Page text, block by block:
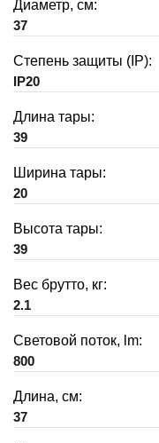
Диаметр, см:
37
Степень защиты (IP):
IP20
Длина тары:
39
Ширина тары:
20
Высота тары:
39
Вес брутто, кг:
2.1
Световой поток, lm:
800
Длина, см:
37